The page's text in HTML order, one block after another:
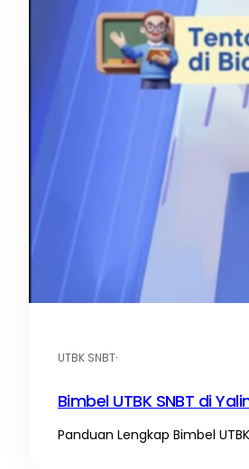
UTBK SNBT·
Bimbel UTBK SNBT di
Panduan Lengkap Bimbel